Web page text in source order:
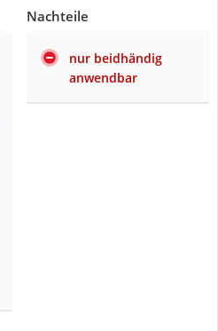
Nachteile
nur beidhändig
anwendbar